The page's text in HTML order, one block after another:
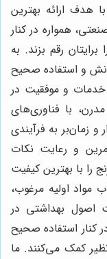
هدف ارائه بهترین
همواره در کنار
رقم بزند. به
و استفاده صحیح
خدمات و موفقیت در
با فناوری‌های
زمان‌بر به فرآیندی
و رعایت نکات
را با بهترین کیفیت
مواد اولیه مرغوب،
اصول بهداشتی در
کنار استفاده صحیح
کمک می‌کنند. ما